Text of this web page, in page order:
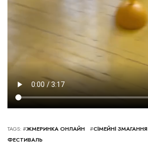
TAGS: #ЖМЕРИНКА ОНЛАЙН #СІМЕЙНІ ЗМАГАННЯ
ФЕСТИВАЛЬ